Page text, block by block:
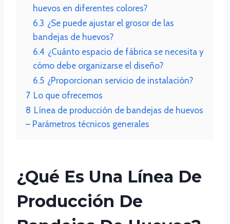
huevos en diferentes colores?
6.3 ¿Se puede ajustar el grosor de las
bandejas de huevos?
6.4 ¿Cuánto espacio de fábrica se necesita y
cómo debe organizarse el diseño?
6.5 ¿Proporcionan servicio de instalación?
7 Lo que ofrecemos
8 Línea de producción de bandejas de huevos
– Parámetros técnicos generales
¿Qué Es Una Línea De
Producción De